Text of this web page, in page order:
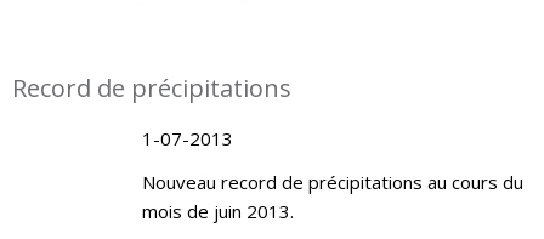
Record de précipitations
1-07-2013
Nouveau record de précipitations au cours du
mois de juin 2013.